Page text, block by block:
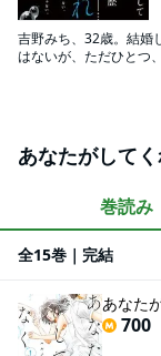
吉野みち、32歳。結婚
はないが、ただひとつ
あなたがして
巻読み
全15巻｜完結
あなた
700